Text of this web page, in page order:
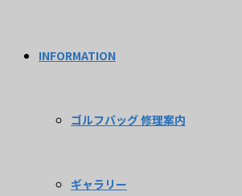
INFORMATION
ゴルフバッグ 修理案内
ギャラリー